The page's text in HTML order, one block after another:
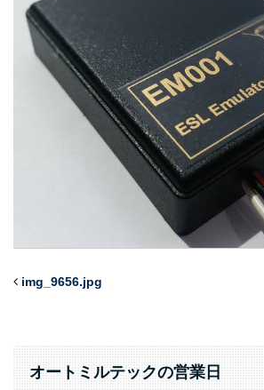
img_9656.jpg
オートミルテックの営業日